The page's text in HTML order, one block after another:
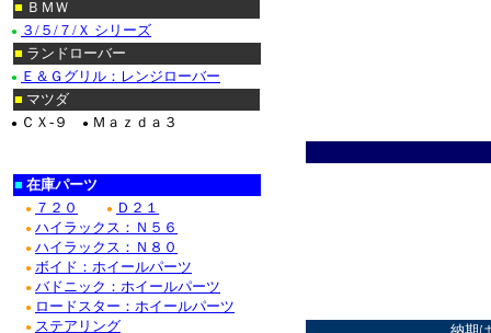
■ ＢＭＷ
●
３/５/７/Ｘ シリーズ
■ ランドローバー
●
Ｅ＆Ｇグリル：レンジローバー
■ マツダ
● ＣＸ-９ ● Ｍａｚｄａ３
■ 在庫パーツ
● ７２０ ● Ｄ２１
● ハイラックス：Ｎ５６
● ハイラックス：Ｎ８０
● ボイド：ホイールパーツ
● バドニック：ホイールパーツ
● ロードスター：ホイールパーツ
● ステアリング